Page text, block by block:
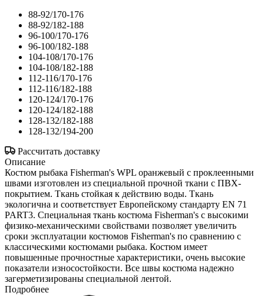
88-92/170-176
88-92/182-188
96-100/170-176
96-100/182-188
104-108/170-176
104-108/182-188
112-116/170-176
112-116/182-188
120-124/170-176
120-124/182-188
128-132/182-188
128-132/194-200
Рассчитать доставку
Описание
Костюм рыбака Fisherman's WPL оранжевый с проклеенными
швами изготовлен из специальной прочной ткани с ПВХ-
покрытием. Ткань стойкая к действию воды. Ткань
экологична и соответствует Европейскому стандарту EN 71
PART3. Специальная ткань костюма Fisherman's с высокими
физико-механическими свойствами позволяет увеличить
сроки эксплуатации костюмов Fisherman's по сравнению с
классическими костюмами рыбака. Костюм имеет
повышенные прочностные характеристики, очень высокие
показатели износостойкости. Все швы костюма надежно
загерметизированы специальной лентой.
Подробнее